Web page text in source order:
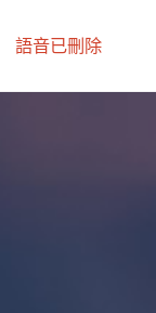
語音已刪除